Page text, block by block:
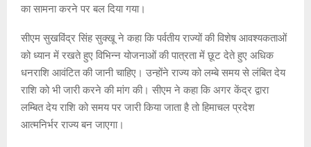
का सामना करने पर बल दिया गया।
सीएम सुखविंद्र सिंह सुक्खू ने कहा कि पर्वतीय राज्यों की विशेष आवश्यकताओं
को ध्यान में रखते हुए विभिन्न योजनाओं की पात्रता में छूट देते हुए अधिक
धनराशि आवंटित की जानी चाहिए। उन्होंने राज्य को लम्बे समय से लंबित देय
राशि को भी जारी करने की मांग की। सीएम ने कहा कि अगर केंद्र द्वारा
लम्बित देय राशि को समय पर जारी किया जाता है तो हिमाचल प्रदेश
आत्मनिर्भर राज्य बन जाएगा।